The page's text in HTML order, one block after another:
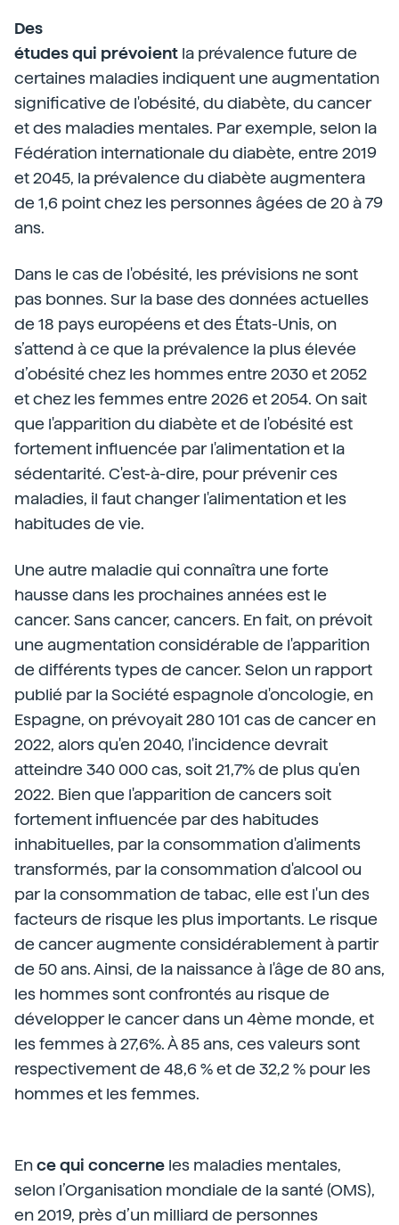
Des
études qui prévoient la prévalence future de
certaines maladies indiquent une augmentation
significative de l'obésité, du diabète, du cancer
et des maladies mentales. Par exemple, selon la
Fédération internationale du diabète, entre 2019
et 2045, la prévalence du diabète augmentera
de 1,6 point chez les personnes âgées de 20 à 79
ans.
Dans le cas de l'obésité, les prévisions ne sont
pas bonnes. Sur la base des données actuelles
de 18 pays européens et des États-Unis, on
s’attend à ce que la prévalence la plus élevée
d’obésité chez les hommes entre 2030 et 2052
et chez les femmes entre 2026 et 2054. On sait
que l'apparition du diabète et de l'obésité est
fortement influencée par l'alimentation et la
sédentarité. C'est-à-dire, pour prévenir ces
maladies, il faut changer l'alimentation et les
habitudes de vie.
Une autre maladie qui connaîtra une forte
hausse dans les prochaines années est le
cancer. Sans cancer, cancers. En fait, on prévoit
une augmentation considérable de l'apparition
de différents types de cancer. Selon un rapport
publié par la Société espagnole d'oncologie, en
Espagne, on prévoyait 280 101 cas de cancer en
2022, alors qu'en 2040, l'incidence devrait
atteindre 340 000 cas, soit 21,7% de plus qu'en
2022. Bien que l'apparition de cancers soit
fortement influencée par des habitudes
inhabituelles, par la consommation d'aliments
transformés, par la consommation d'alcool ou
par la consommation de tabac, elle est l'un des
facteurs de risque les plus importants. Le risque
de cancer augmente considérablement à partir
de 50 ans. Ainsi, de la naissance à l'âge de 80 ans,
les hommes sont confrontés au risque de
développer le cancer dans un 4ème monde, et
les femmes à 27,6%. À 85 ans, ces valeurs sont
respectivement de 48,6 % et de 32,2 % pour les
hommes et les femmes.
Ence qui concerne les maladies mentales,
selon l’Organisation mondiale de la santé (OMS),
en 2019, près d’un milliard de personnes